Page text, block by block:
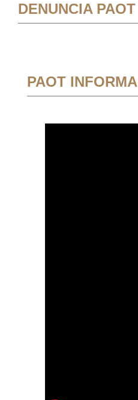
DENUNCIA PAOT
PAOT INFORMA